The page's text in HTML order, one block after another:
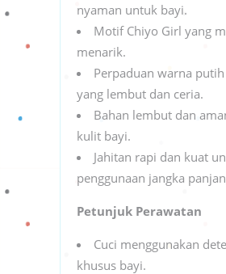
nyaman untuk bayi.
Motif Chiyo Girl yang
menarik.
Perpaduan warna
yang lembut dan ceria.
Bahan lembut dan
kulit bayi.
Jahitan rapi dan kuat
penggunaan jangka
Petunjuk Perawatan
Cuci menggunakan
khusus bayi.